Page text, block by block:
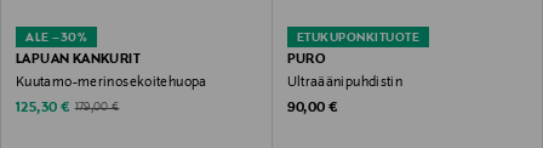
ALE –30%
LAPUAN KANKURIT
Kuutamo-merinosekoitehuopa
Discounted Price
125,30 € Original Price
179,00 €
ETUKUPONKITUOTE
PURO
Ultraäänipuhdistin
Original Price
90,00 €